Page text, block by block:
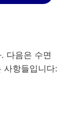
다음은 수면
사항들입니다: